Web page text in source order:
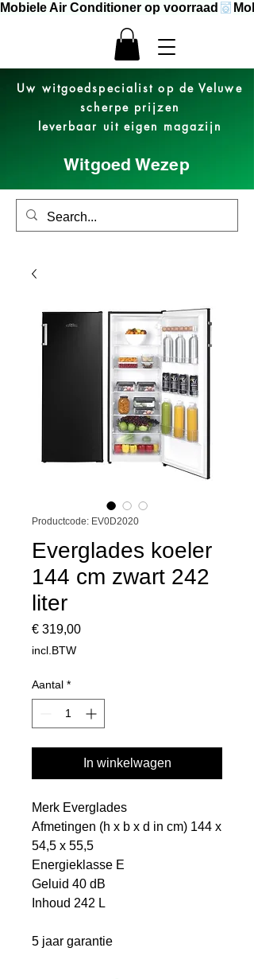
Uw witgoedspecialist op de Veluwe
scherpe prijzen
leverbaar uit eigen magazijn
Witgoed Wezep
Mobiele Air Conditioner op voorraad
Productcode: EV0D2020
Everglades koeler
144 cm zwart 242
liter
€ 319,00Prijs
incl.BTW
Aantal *
In winkelwagen
Merk Everglades
Afmetingen (h x b x d in cm) 144 x
54,5 x 55,5
Energieklasse E
Geluid 40 dB
Inhoud 242 L
5 jaar garantie